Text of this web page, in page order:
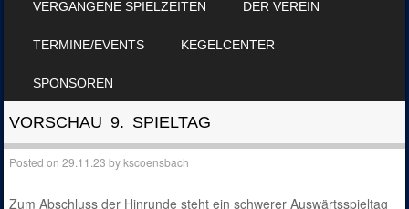
VERGANGENE SPIELZEITEN DER VEREIN
TERMINE/EVENTS KEGELCENTER
SPONSOREN
VORSCHAU 9. SPIELTAG
Posted on29.11.23 bykscoensbach
Zum Abschluss der Hinrunde steht ein schwerer Auswärtsspieltag